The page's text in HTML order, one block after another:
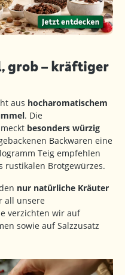
grob – kräftiger
aus hocharomatischem
. Die
besonders würzig
Backwaren eine
Teig empfehlen
rustikalen Brotgewürzes.
nur natürliche Kräuter
all unsere
verzichten wir auf
sowie auf Salzzusatz